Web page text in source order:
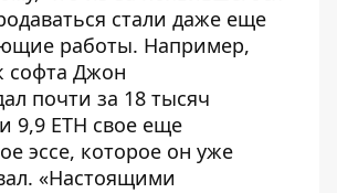
стали даже еще
работы. Например,
софта Джон
почти за 18 тысяч
9,9 ETH свое еще
эссе, которое он уже
«Настоящими